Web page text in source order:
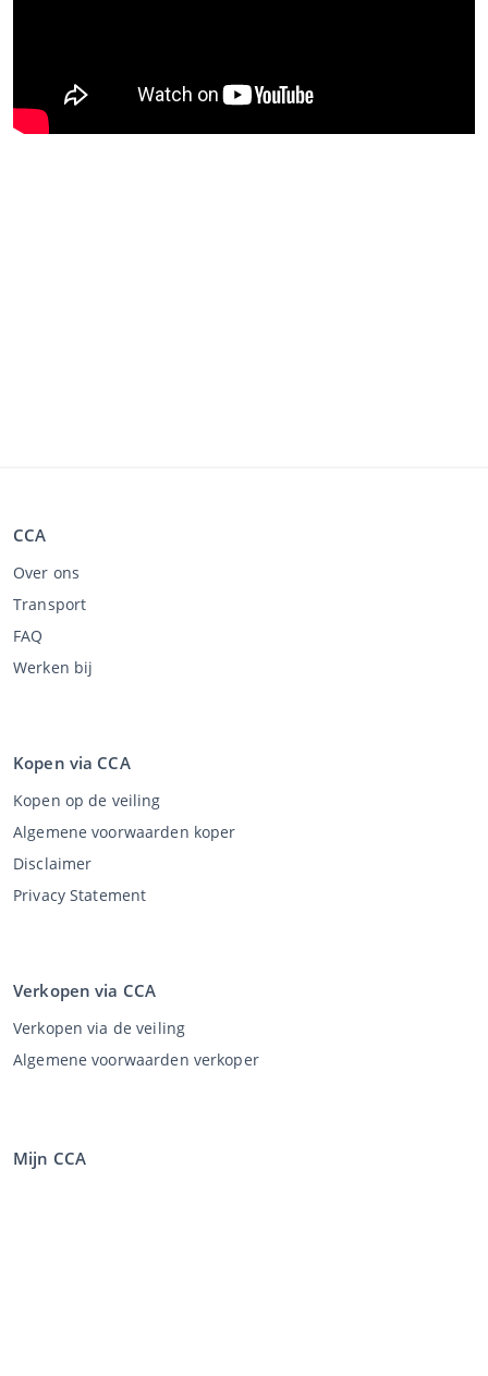
CCA
Over ons
Transport
FAQ
Werken bij
Kopen via CCA
Kopen op de veiling
Algemene voorwaarden koper
Disclaimer
Privacy Statement
Verkopen via CCA
Verkopen via de veiling
Algemene voorwaarden verkoper
Mijn CCA